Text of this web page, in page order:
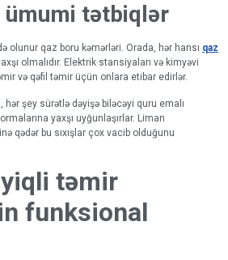
ümumi tətbiqlər
olunur qaz boru kəmərləri. Orada, hər hansı qaz
olmalıdır. Elektrik stansiyaları və kimyəvi
və qəfil təmir üçün onlara etibar edirlər.
hər şey sürətlə dəyişə biləcəyi quru emalı
yaxşı uyğunlaşırlar. Liman
qədər bu sıxışlar çox vacib olduğunu
təmir
funksional